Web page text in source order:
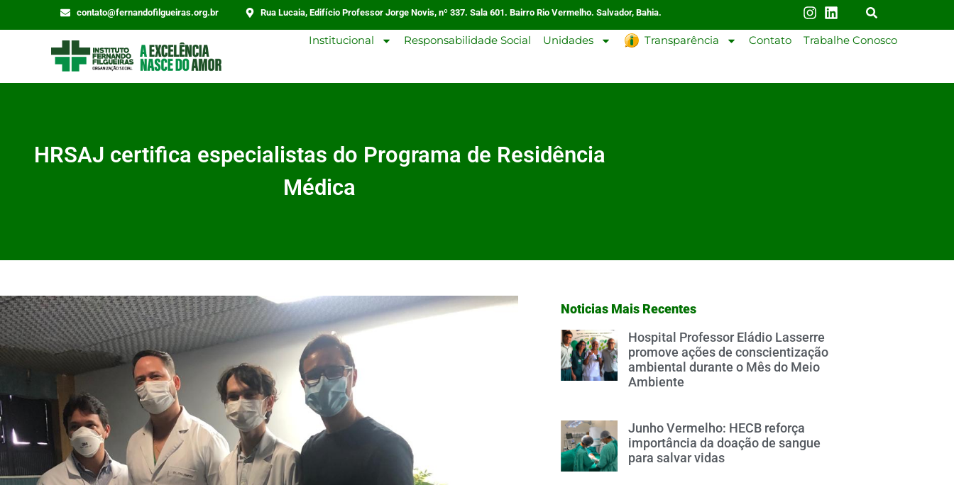
contato@fernandofilgueiras.org.br Rua Lucaia, Edifício Professor Jorge Novis, nº 337. Sala 601. Bairro Rio Vermelho. Salvador, Bahia.
Institucional Responsabilidade Social Unidades Transparência Contato Trabalhe Conosco
HRSAJ certifica especialistas do Programa de Residência
Médica
Noticias Mais Recentes
Hospital Professor Eládio Lasserre
promove ações de conscientização
ambiental durante o Mês do Meio
Ambiente
Junho Vermelho: HECB reforça
importância da doação de sangue
para salvar vidas